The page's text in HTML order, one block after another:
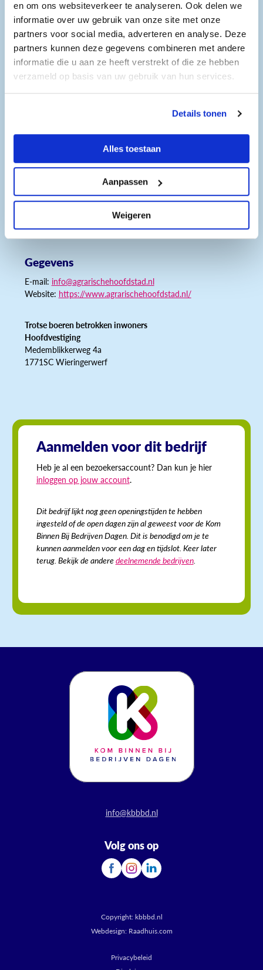
en om ons websiteverkeer te analyseren. Ook delen we
informatie over uw gebruik van onze site met onze
partners voor social media, adverteren en analyse. Deze
partners kunnen deze gegevens combineren met andere
informatie die u aan ze heeft verstrekt of die ze hebben
verzameld op basis van uw gebruik van hun services.
Details tonen
Alles toestaan
Aanpassen
Weigeren
📍Gemeentewerf Wieringerwerf, Medemblikkerweg 4
in Wieringerwerf
Kom langs en neem je (klein)kinderen mee!
Hoofdvestiging
Zaterdag 14 maart 2026
10.00 t/m 15.00 op de gemeentewerf
Gegevens
E-mail: info@agrarischehoofdstad.nl
Website: https://www.agrarischehoofdstad.nl/
Trotse boeren betrokken inwoners
Hoofdvestiging
Medemblikkerweg 4a
1771SC Wieringerwerf
Aanmelden voor dit bedrijf
Heb je al een bezoekersaccount? Dan kun je hier
inloggen op jouw account.
Dit bedrijf lijkt nog geen openingstijden te hebben
ingesteld of de open dagen zijn al geweest voor de Kom
Binnen Bij Bedrijven Dagen. Dit is benodigd om je te
kunnen aanmelden voor een dag en tijdslot. Keer later
terug. Bekijk de anderedeelnemende bedrijven.
info@kbbbd.nl
Volg ons op
Copyright:kbbbd.nl
Webdesign: Raadhuis.com
Privacybeleid